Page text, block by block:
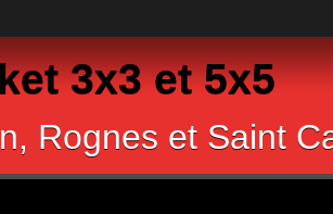
3x3 et 5x5
Rognes et Saint